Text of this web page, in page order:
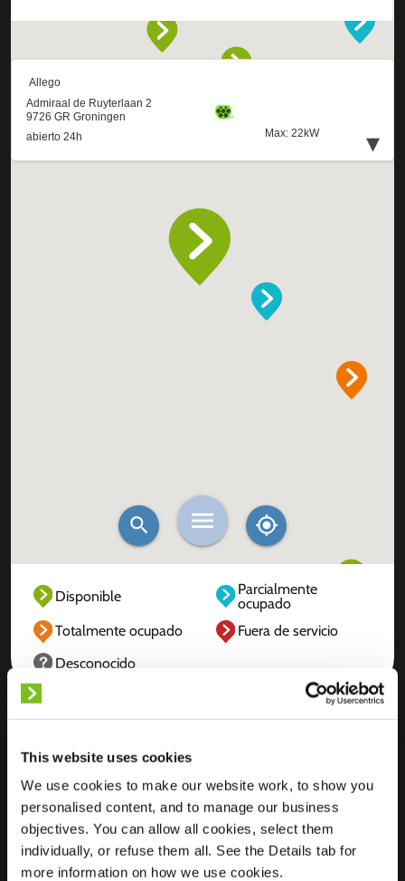
This website uses cookies
We use cookies to make our website work, to show you
personalised content, and to manage our business
objectives. You can allow all cookies, select them
individually, or refuse them all. See the Details tab for
more information on how we use cookies.
Disponible
Parcialmente
ocupado
Totalmente ocupado
Fuera de servicio
Desconocido
Ubicación
Admiraal de
Ruyterlaan 2
9726 GR Groningen
Países Bajos